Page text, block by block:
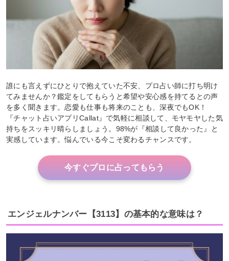
誰にも言えずにひとりで抱えていた不安、プロ占い師に打ち明け
てみませんか？鑑定をしてもらうと希望や安心感を持てるとの声
を多く聞きます。恋愛も仕事も将来のことも、深夜でもOK！
『チャット占いアプリCallat』で気軽に相談して、モヤモヤした気
持ちをスッキリ晴らしましょう。98%が『相談して良かった』と
実感しています。悩んでいる今こそ変わるチャンスです。
今すぐプロに占ってもらう
エンジェルナンバー【3113】の基本的な意味は？